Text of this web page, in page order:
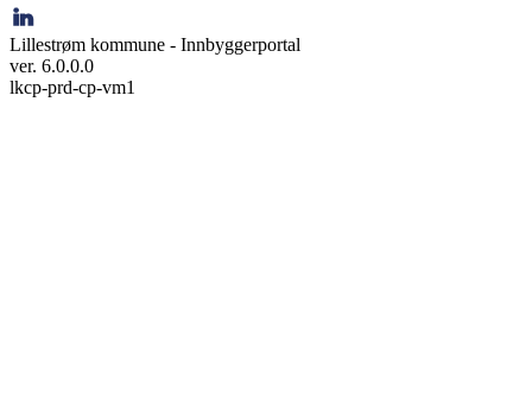
Lillestrøm kommune - Innbyggerportal
ver. 6.0.0.0
lkcp-prd-cp-vm1